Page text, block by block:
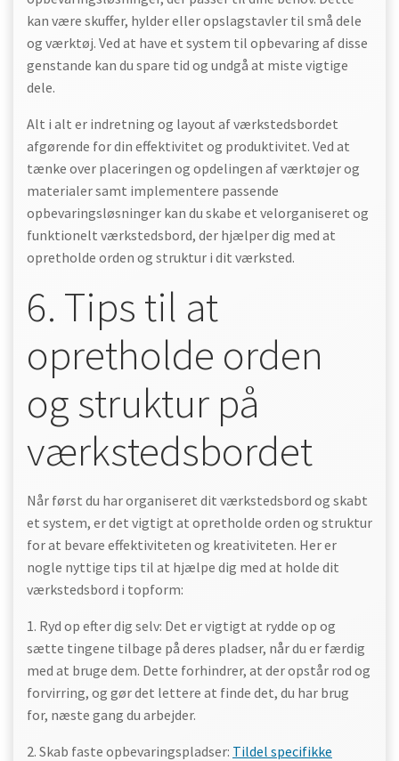
kan være skuffer, hylder eller opslagstavler til små dele
og værktøj. Ved at have et system til opbevaring af disse
genstande kan du spare tid og undgå at miste vigtige
dele.
Alt i alt er indretning og layout af værkstedsbordet
afgørende for din effektivitet og produktivitet. Ved at
tænke over placeringen og opdelingen af værktøjer og
materialer samt implementere passende
opbevaringsløsninger kan du skabe et velorganiseret og
funktionelt værkstedsbord, der hjælper dig med at
opretholde orden og struktur i dit værksted.
6. Tips til at
opretholde orden
og struktur på
værkstedsbordet
Når først du har organiseret dit værkstedsbord og skabt
et system, er det vigtigt at opretholde orden og struktur
for at bevare effektiviteten og kreativiteten. Her er
nogle nyttige tips til at hjælpe dig med at holde dit
værkstedsbord i topform:
1. Ryd op efter dig selv: Det er vigtigt at rydde op og
sætte tingene tilbage på deres pladser, når du er færdig
med at bruge dem. Dette forhindrer, at der opstår rod og
forvirring, og gør det lettere at finde det, du har brug
for, næste gang du arbejder.
2. Skab faste opbevaringspladser: Tildel specifikke